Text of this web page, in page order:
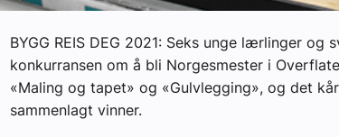
BYGG REIS DEG 2021: Seks unge lærlinger og
konkurransen om å bli Norgesmester i
«Maling og tapet» og «Gulvlegging», og det
sammenlagt vinner.